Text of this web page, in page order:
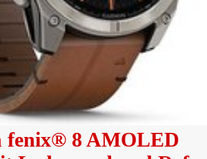
fenix® 8 AMOLED